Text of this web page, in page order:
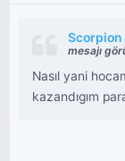
Scorpion
mesajı
Nasıl yani
kazandıgım